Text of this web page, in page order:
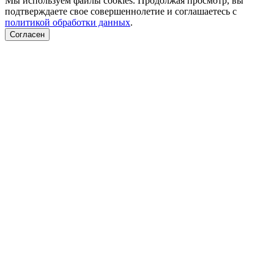
подтверждаете свое совершеннолетие и соглашаетесь с
политикой обработки данных.
Согласен